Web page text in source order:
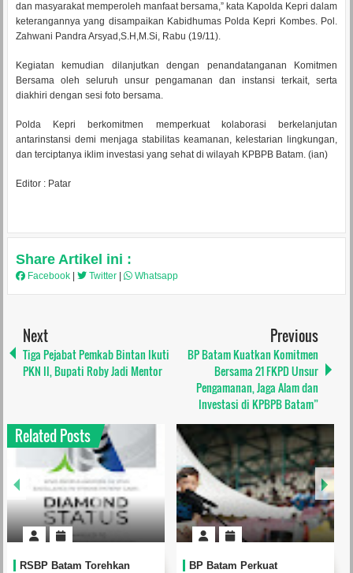
dan masyarakat memperoleh manfaat bersama,” kata Kapolda Kepri dalam
keterangannya yang disampaikan Kabidhumas Polda Kepri Kombes. Pol.
Zahwani Pandra Arsyad,S.H,M.Si, Rabu (19/11).
Kegiatan kemudian dilanjutkan dengan penandatanganan Komitmen
Bersama oleh seluruh unsur pengamanan dan instansi terkait, serta
diakhiri dengan sesi foto bersama.
Polda Kepri berkomitmen memperkuat kolaborasi berkelanjutan
antarinstansi demi menjaga stabilitas keamanan, kelestarian lingkungan,
dan terciptanya iklim investasi yang sehat di wilayah KPBPB Batam. (ian)
Editor : Patar
Share Artikel ini :
Facebook Twitter Whatsapp
Next
Tiga Pejabat Pemkab Bintan Ikuti
PKN II, Bupati Roby Jadi Mentor
Previous
BP Batam Kuatkan Komitmen
Bersama 21 FKPD Unsur
Pengamanan, Jaga Alam dan
Investasi di KPBPB Batam”
Related Posts
RSBP Batam Torehkan
BP Batam Perkuat